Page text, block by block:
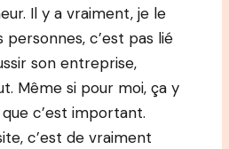
Il y a vraiment, je le
c’est pas lié
son entreprise,
Même si pour moi, ça y
c’est important.
c’est de vraiment